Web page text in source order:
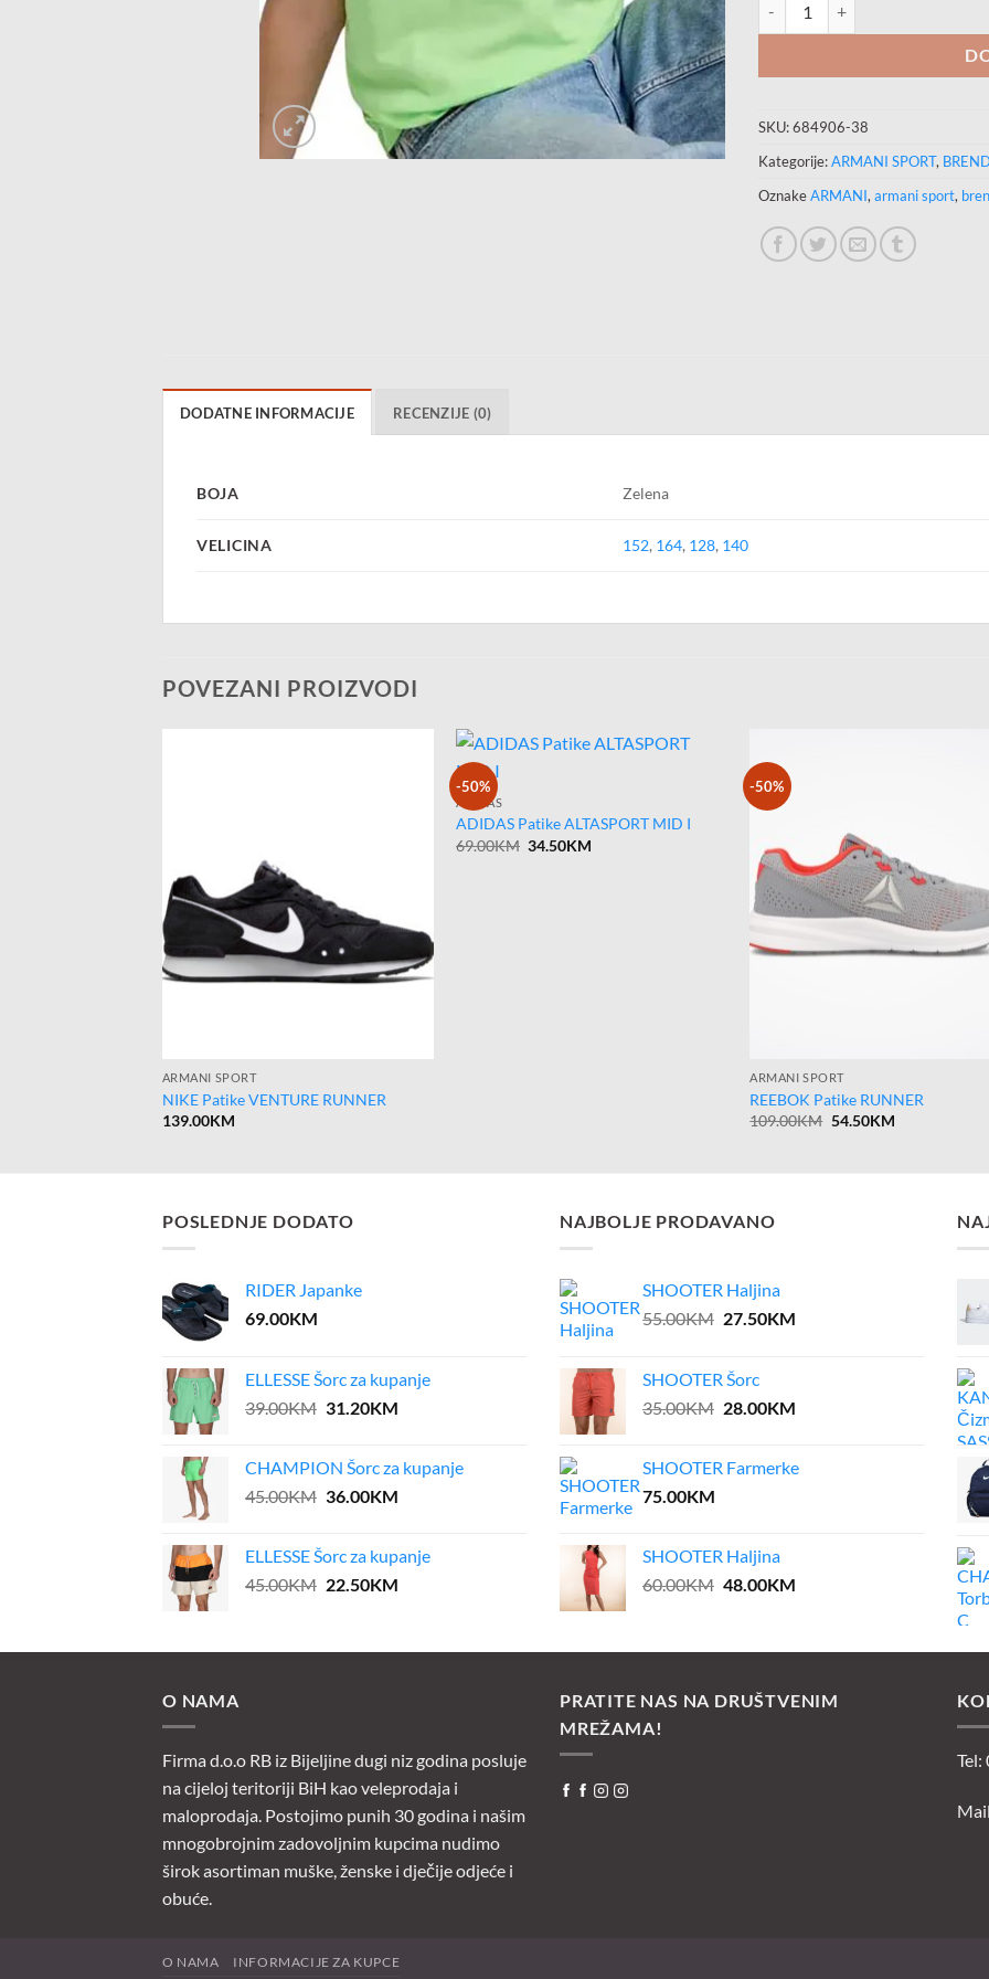
SKU:684906-38
Kategorije:ARMANI SPORT,
OznakeARMANI, armani sport,
DODATNE INFORMACIJE RECENZIJE (0)
BOJA Zelena
VELICINA 152, 164, 128, 140
POVEZANI PROIZVODI
ARMANI SPORT
NIKE Patike VENTURE RUNNER
139.00KM
-50%
ADIDAS
ADIDAS Patike ALTASPORT MID I
69.00KM Original
34.50KM
-50%
ARMANI SPORT
REEBOK Patike RUNNER
109.00KM Original
54.50KMCurrent
POSLEDNJE DODATO
RIDER Japanke
69.00KM
ELLESSE Šorc za kupanje
39.00KM Original
39.00KM.
31.20KMCurrent
31.20KM.
CHAMPION Šorc za kupanje
45.00KM Original
45.00KM.
36.00KMCurrent
36.00KM.
ELLESSE Šorc za kupanje
45.00KM Original
45.00KM.
22.50KMCurrent
22.50KM.
NAJBOLJE PRODAVANO
SHOOTER Haljina
55.00KM Original
55.00KM.
27.50KMCurrent
SHOOTER Šorc
35.00KM Original
35.00KM.
28.00KMCurrent
28.00KM.
SHOOTER Farmerke
75.00KM
SHOOTER Haljina
60.00KM Original
60.00KM.
48.00KMCurrent
48.00KM.
O NAMA
Firma d.o.o RB iz Bijeljine dugi niz godina posluje
na cijeloj teritoriji BiH kao veleprodaja i
maloprodaja. Postojimo punih 30 godina i našim
mnogobrojnim zadovoljnim kupcima nudimo
širok asortiman muške, ženske i dječije odjeće i
obuće.
PRATITE NAS NA DRUŠTVENIM
MREŽAMA!
Tel:
O NAMA INFORMACIJE ZA KUPCE